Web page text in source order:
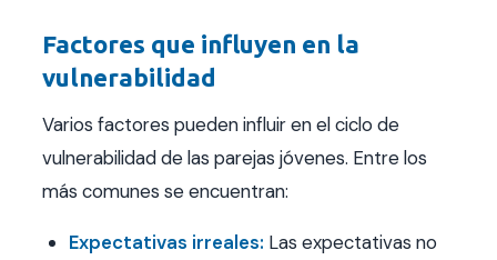
Factores que influyen en la
vulnerabilidad
Varios factores pueden influir en el ciclo de
vulnerabilidad de las parejas jóvenes. Entre los
más comunes se encuentran:
Expectativas irreales: Las expectativas no